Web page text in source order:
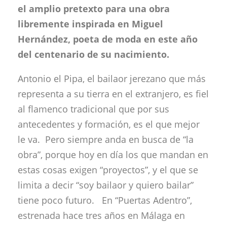
el amplio pretexto para una obra
libremente inspirada en Miguel
Hernández, poeta de moda en este año
del centenario de su nacimiento.
Antonio el Pipa, el bailaor jerezano que más
representa a su tierra en el extranjero, es fiel
al flamenco tradicional que por sus
antecedentes y formación, es el que mejor
le va. Pero siempre anda en busca de “la
obra”, porque hoy en día los que mandan en
estas cosas exigen “proyectos”, y el que se
limita a decir “soy bailaor y quiero bailar”
tiene poco futuro. En “Puertas Adentro”,
estrenada hace tres años en Málaga en